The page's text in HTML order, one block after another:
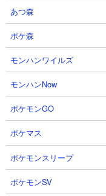
４．進撃のブラッ
で攻略
【出撃メンバー】
あつ森
ポケ森
モンハンワイルズ
モンハンNow
ポケモンGO
ポケマス
ポケモンスリープ
ポケモンSV